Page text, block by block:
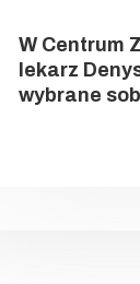
W Centrum
lekarz
wybrane